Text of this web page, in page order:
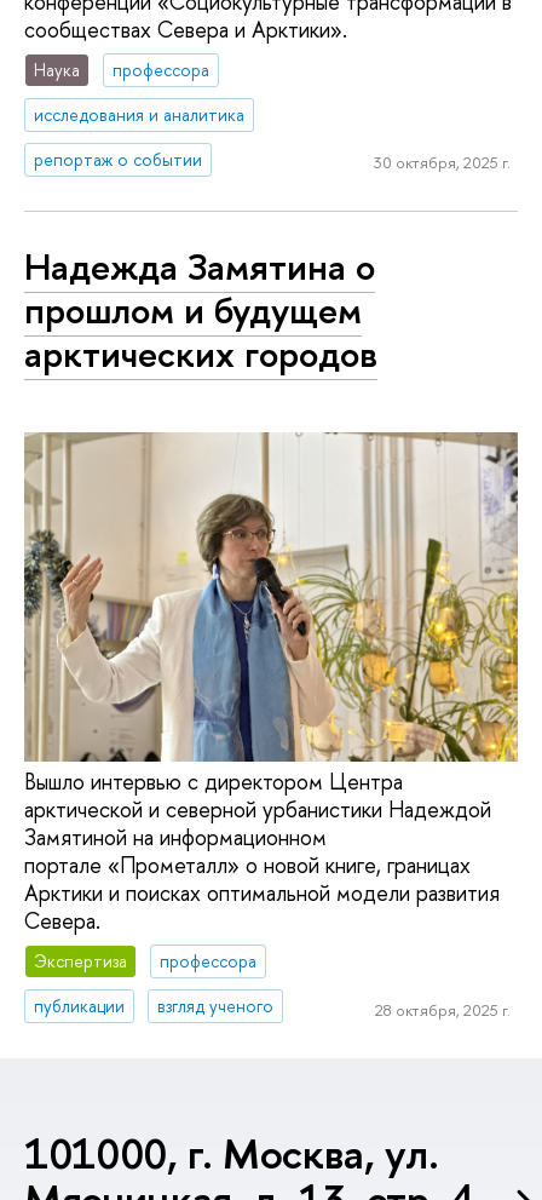
сообществах Севера и Арктики».
Наука
профессора
исследования и аналитика
репортаж о событии
30 октября, 2025 г.
Надежда Замятина о
прошлом и будущем
арктических городов
Вышло интервью с директором Центра
арктической и северной урбанистики Надеждой
Замятиной на информационном
портале «Прометалл» о новой книге, границах
Арктики и поисках оптимальной модели развития
Севера.
Экспертиза
профессора
публикации
взгляд ученого 28 октября, 2025 г.
101000, г. Москва, ул.